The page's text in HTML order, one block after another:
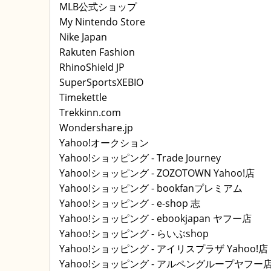
MLB公式ショップ
My Nintendo Store
Nike Japan
Rakuten Fashion
RhinoShield JP
SuperSportsXEBIO
Timekettle
Trekkinn.com
Wondershare.jp
Yahoo!オークション
Yahoo!ショッピング - Trade Journey
Yahoo!ショッピング - ZOZOTOWN Yahoo!店
Yahoo!ショッピング - bookfanプレミアム
Yahoo!ショッピング - e-shop 志
Yahoo!ショッピング - ebookjapan ヤフー店
Yahoo!ショッピング - らいぶshop
Yahoo!ショッピング - アイリスプラザ Yahoo!店
Yahoo!ショッピング - アルペングループヤフー